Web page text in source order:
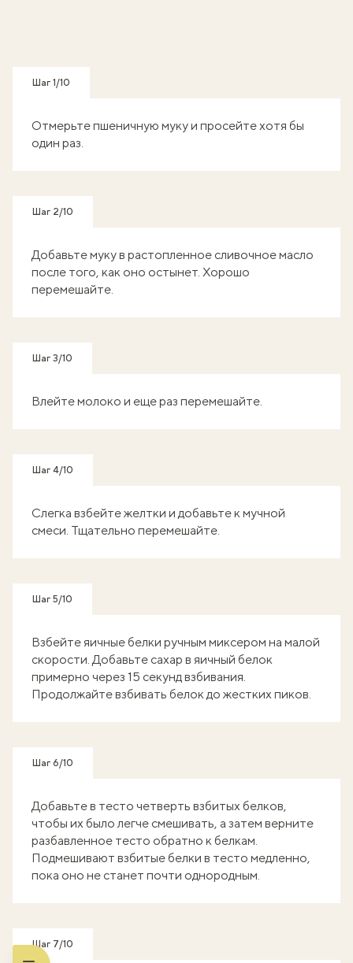
Шаг 1/10
Отмерьте пшеничную муку и просейте хотя бы
один раз.
Шаг 2/10
Добавьте муку в растопленное сливочное масло
после того, как оно остынет. Хорошо
перемешайте.
Шаг 3/10
Влейте молоко и еще раз перемешайте.
Шаг 4/10
Слегка взбейте желтки и добавьте к мучной
смеси. Тщательно перемешайте.
Шаг 5/10
Взбейте яичные белки ручным миксером на малой
скорости. Добавьте сахар в яичный белок
примерно через 15 секунд взбивания.
Продолжайте взбивать белок до жестких пиков.
Шаг 6/10
Добавьте в тесто четверть взбитых белков,
чтобы их было легче смешивать, а затем верните
разбавленное тесто обратно к белкам.
Подмешивают взбитые белки в тесто медленно,
пока оно не станет почти однородным.
Шаг 7/10